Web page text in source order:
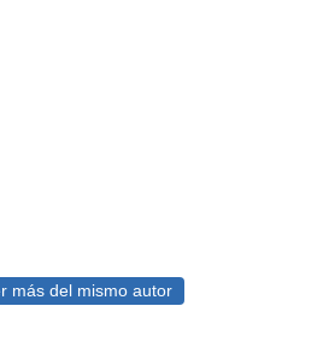
más del mismo autor